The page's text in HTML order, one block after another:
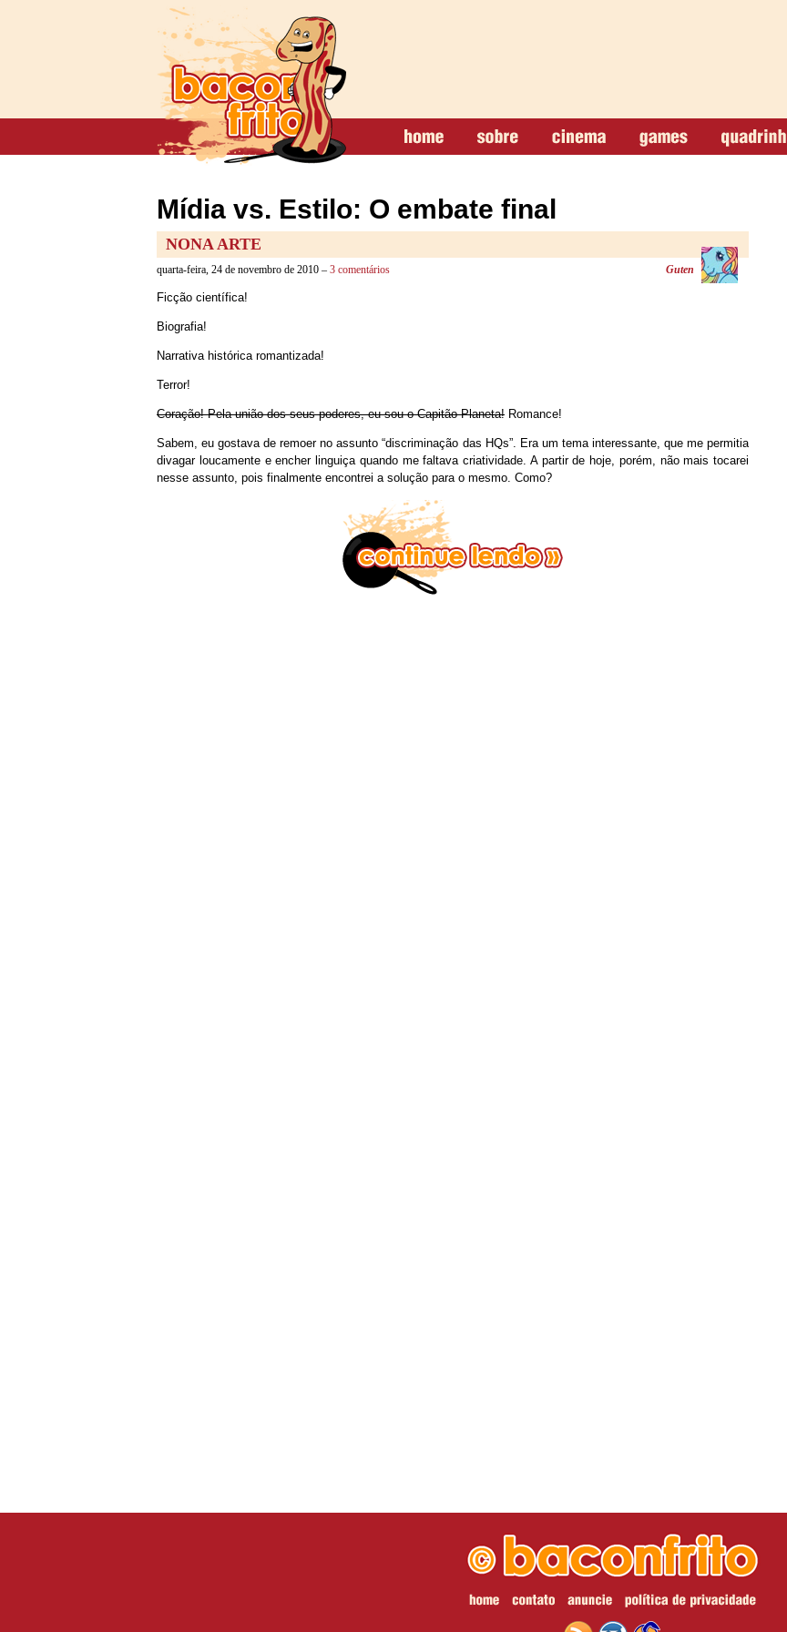
Mídia vs. Estilo: O embate final
NONA ARTE
quarta-feira, 24 de novembro de 2010 – 3 comentários Guten
Ficção científica!
Biografia!
Narrativa histórica romantizada!
Terror!
Coração! Pela união dos seus poderes, eu sou o Capitão Planeta! Romance!
Sabem, eu gostava de remoer no assunto “discriminação das HQs”. Era um tema interessante, que me permitia
divagar loucamente e encher linguiça quando me faltava criatividade. A partir de hoje, porém, não mais tocarei
nesse assunto, pois finalmente encontrei a solução para o mesmo. Como?